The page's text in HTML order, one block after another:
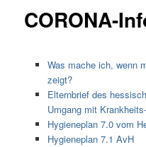
CORONA-
Was mache ich, wenn
zeigt?
Elternbrief des
Umgang mit
Hygieneplan 7.0 vom
Hygieneplan 7.1 AvH